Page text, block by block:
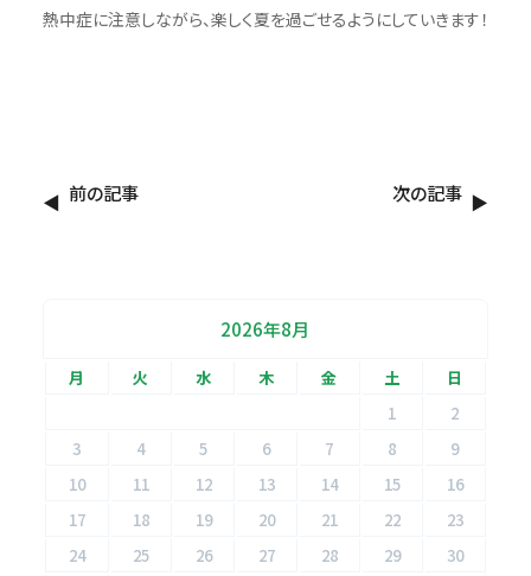
熱中症に注意しながら、楽しく夏を過ごせるようにしていきます！
前の記事 次の記事
2026年8月
月 火 水 木 金 土
日
1
2
3
4 5 6 7 8
9
10
11 12 13 14 15
16
17
18 19 20 21 22
23
24
25 26 27 28 29
30